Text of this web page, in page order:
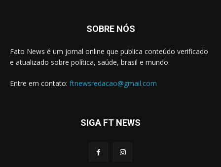
SOBRE NÓS
Fato News é um jornal online que publica conteúdo verificado
e atualizado sobre política, saúde, brasil e mundo.
Entre em contato: ftnewsredacao@gmail.com
SIGA FT NEWS